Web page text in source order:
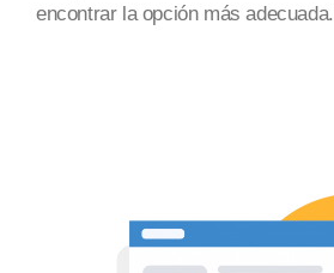
encontrar la opción más adecuada.